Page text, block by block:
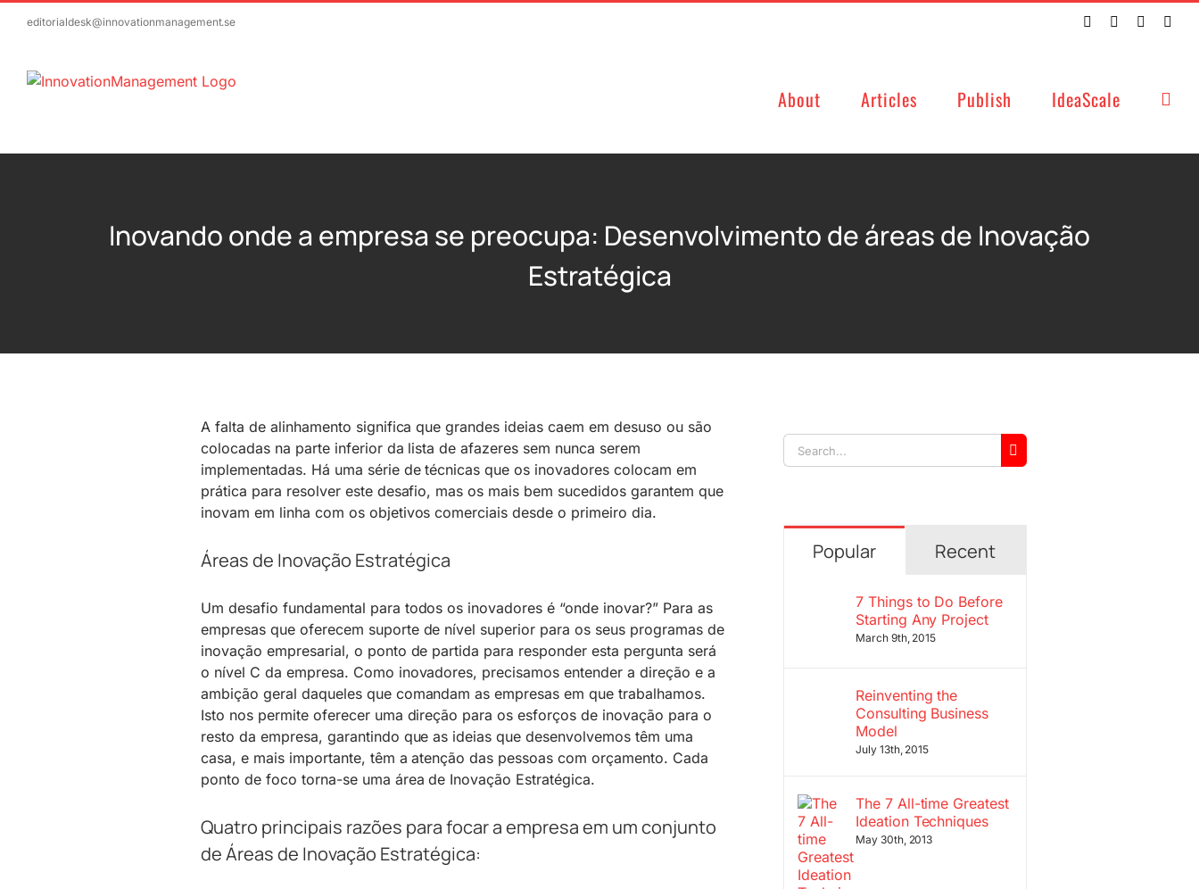
editorialdesk@innovationmanagement.se TwitterFacebookLinkedIn
About Articles Publish IdeaScale
Inovando onde a empresa se preocupa: Desenvolvimento de áreas de Inovação
Estratégica
A falta de alinhamento significa que grandes ideias caem em desuso ou são
colocadas na parte inferior da lista de afazeres sem nunca serem
implementadas. Há uma série de técnicas que os inovadores colocam em
prática para resolver este desafio, mas os mais bem sucedidos garantem que
inovam em linha com os objetivos comerciais desde o primeiro dia.
Áreas de Inovação Estratégica
Um desafio fundamental para todos os inovadores é “onde inovar?” Para as
empresas que oferecem suporte de nível superior para os seus programas de
inovação empresarial, o ponto de partida para responder esta pergunta será
o nível C da empresa. Como inovadores, precisamos entender a direção e a
ambição geral daqueles que comandam as empresas em que trabalhamos.
Isto nos permite oferecer uma direção para os esforços de inovação para o
resto da empresa, garantindo que as ideias que desenvolvemos têm uma
casa, e mais importante, têm a atenção das pessoas com orçamento. Cada
ponto de foco torna-se uma área de Inovação Estratégica.
Quatro principais razões para focar a empresa em um conjunto
de Áreas de Inovação Estratégica:
Search
for:
Popular Recent
7 Things to Do Before
Starting Any Project
March 9th, 2015
Reinventing the
Consulting Business
Model
July 13th, 2015
The 7 All-time Greatest
Ideation Techniques
May 30th, 2013